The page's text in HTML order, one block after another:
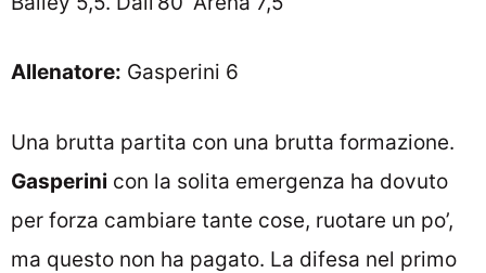
Allenatore: Gasperini 6
Una brutta partita con una brutta formazione.
Gasperini con la solita emergenza ha dovuto
per forza cambiare tante cose, ruotare un po’,
ma questo non ha pagato. La difesa nel primo